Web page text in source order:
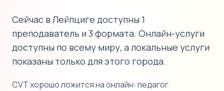
Сейчас в Лейпциге доступны 1
преподаватель и 3 формата. Онлайн-услуги
доступны по всему миру, а локальные услуги
показаны только для этого города.
CVT хорошо ложится на онлайн: педагог